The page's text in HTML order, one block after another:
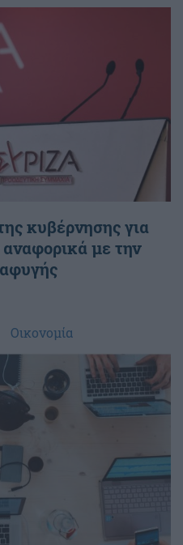
κυβέρνησης για
με την
Οικονομία